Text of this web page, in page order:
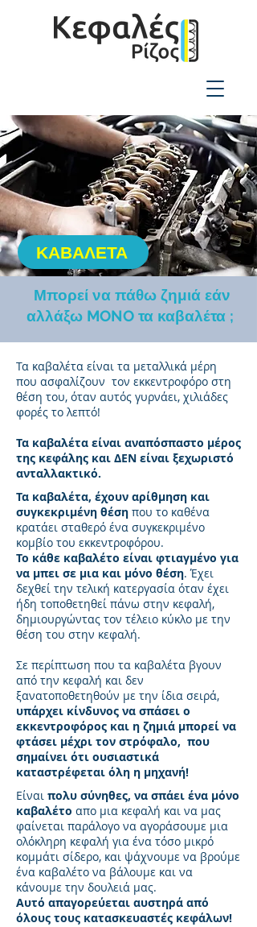
ΚΑΒΑΛΕΤΑ
Μπορεί να πάθω ζημιά εάν
αλλάξω MONO τα καβαλέτα ;
Τα καβαλέτα είναι τα μεταλλικά μέρη
που ασφαλίζουν τον εκκεντροφόρο στη
θέση του, όταν αυτός γυρνάει, χιλιάδες
φορές το λεπτό!
Τα καβαλέτα είναι αναπόσπαστο μέρος
της κεφάλης και ΔΕΝ είναι ξεχωριστό
ανταλλακτικό.
Τα καβαλέτα, έχουν αρίθμηση και
συγκεκριμένη θέση που το καθένα
κρατάει σταθερό ένα συγκεκριμένο
κομβίο του εκκεντροφόρου.
Το κάθε καβαλέτο είναι φτιαγμένο για
να μπει σε μια και μόνο θέση. Έχει
δεχθεί την τελική κατεργασία όταν έχει
ήδη τοποθετηθεί πάνω στην κεφαλή,
δημιουργώντας τον τέλειο κύκλο με την
θέση του στην κεφαλή.
Σε περίπτωση που τα καβαλέτα βγουν
από την κεφαλή και δεν
ξανατοποθετηθούν με την ίδια σειρά,
υπάρχει κίνδυνος να σπάσει ο
εκκεντροφόρος και η ζημιά μπορεί να
φτάσει μέχρι τον στρόφαλο, που
σημαίνει ότι ουσιαστικά
καταστρέφεται όλη η μηχανή!
Είναι πολυ σύνηθες, να σπάει ένα μόνο
καβαλέτο απο μια κεφαλή και να μας
φαίνεται παράλογο να αγοράσουμε μια
ολόκληρη κεφαλή για ένα τόσο μικρό
κομμάτι σίδερο, και ψάχνουμε να βρούμε
ένα καβαλέτο να βάλουμε και να
κάνουμε την δουλειά μας.
Αυτό απαγορεύεται αυστηρά από
όλους τους κατασκευαστές κεφάλων!